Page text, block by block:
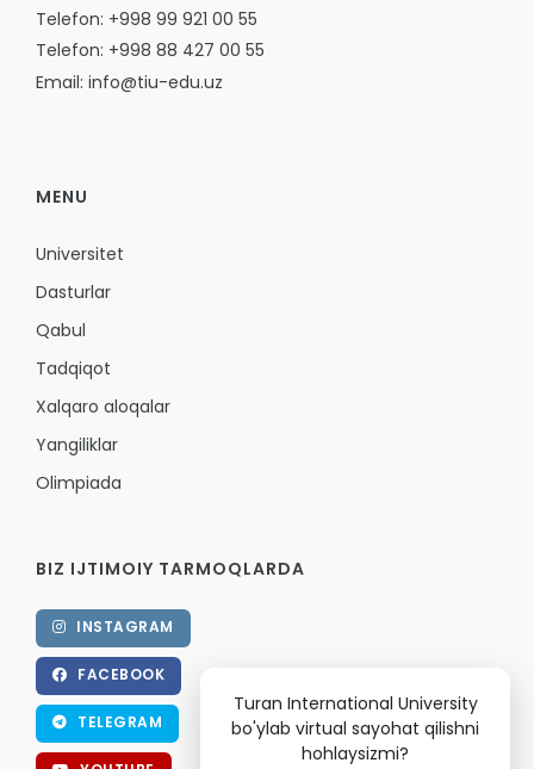
Telefon: +998 99 921 00 55
Telefon: +998 88 427 00 55
Email: info@tiu-edu.uz
MENU
Universitet
Dasturlar
Qabul
Tadqiqot
Xalqaro aloqalar
Yangiliklar
Olimpiada
BIZ IJTIMOIY TARMOQLARDA
INSTAGRAM
FACEBOOK
TELEGRAM
Turan International University
bo'ylab virtual sayohat qilishni
hohlaysizmi?